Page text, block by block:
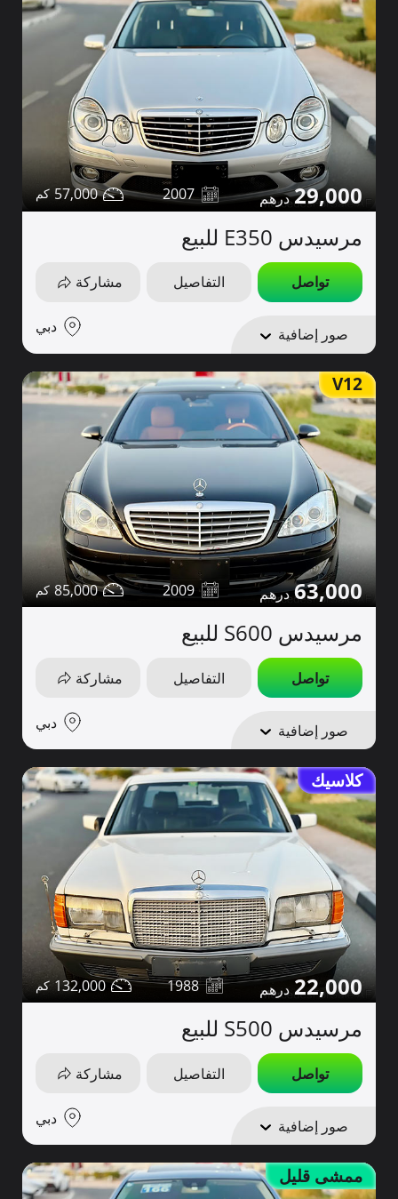
29,000
2007
57,000
مرسيدس E350 للبيع
تواصل التفاصيل مشاركة
صور إضافية دبي
V12
63,000
2009
85,000
مرسيدس S600 للبيع
تواصل التفاصيل مشاركة
صور إضافية دبي
كلاسيك
22,000
1988
132,000
مرسيدس S500 للبيع
تواصل التفاصيل مشاركة
صور إضافية دبي
ممشى قليل